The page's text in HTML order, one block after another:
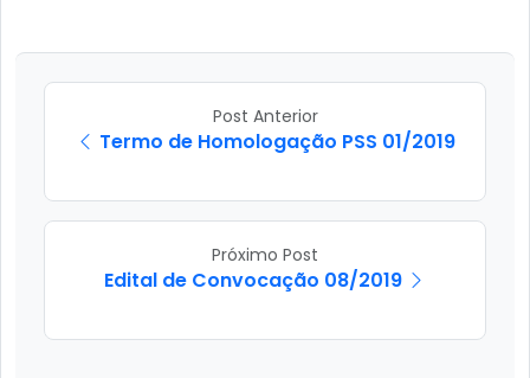
Post Anterior
Termo de Homologação PSS 01/2019
Próximo Post
Edital de Convocação 08/2019